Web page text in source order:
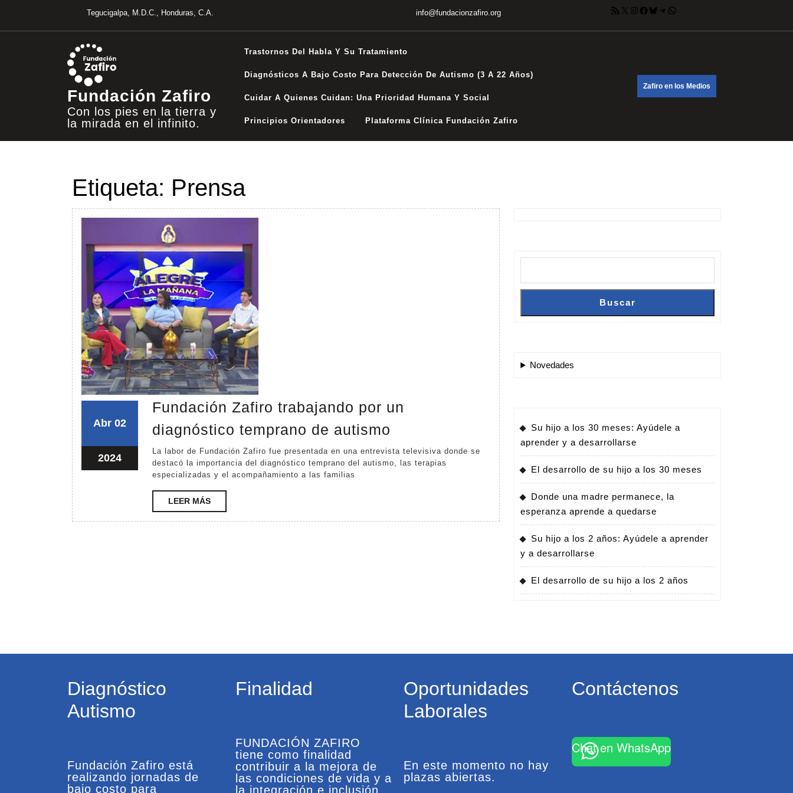
contenido
Tegucigalpa, M.D.C., Honduras, C.A. info@fundacionzafiro.org Feed RSS
X Instagram
Facebook
Bluesky
Telegram
WhatsApp
Fundación Zafiro
Con los pies en la tierra y
la mirada en el infinito.
Trastornos Del Habla Y Su Tratamiento
Diagnósticos A Bajo Costo Para Detección De Autismo (3 A 22 Años)
Cuidar A Quienes Cuidan: Una Prioridad Humana Y Social
Principios Orientadores Plataforma Clínica Fundación Zafiro
Zafiro en los Medios
NOW
Etiqueta: Prensa
Abrabril
2024
02abril
2024abril
2,
Fundación Zafiro trabajando por un
diagnóstico temprano de autismo
trabajando
La labor de Fundación Zafiro fue presentada en una entrevista televisiva donde se
destacó la importancia del diagnóstico temprano del autismo, las terapias
especializadas y el acompañamiento a las familias
LEER MÁSLEER
MÁS
Buscar
Novedades
Su hijo a los 30 meses: Ayúdele a
aprender y a desarrollarse
El desarrollo de su hijo a los 30 meses
Donde una madre permanece, la
esperanza aprende a quedarse
Su hijo a los 2 años: Ayúdele a aprender
y a desarrollarse
El desarrollo de su hijo a los 2 años
Diagnóstico
Autismo
Fundación Zafiro está
realizando jornadas de
bajo costo para
Finalidad
FUNDACIÓN ZAFIRO
tiene como finalidad
contribuir a la mejora de
las condiciones de vida y a
la integración e inclusión
Oportunidades
Laborales
En este momento no hay
plazas abiertas.
Contáctenos
Chat en WhatsApp